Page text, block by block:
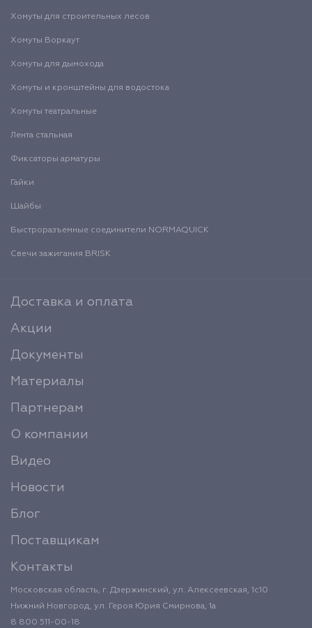
Хомуты для строительных лесов
Хомуты Воркаут
Хомуты для дымохода
Хомуты и кронштейны для водостока
Хомуты театральные
Лента стальная
Фиксаторы арматуры
Гайки
Шайбы
Быстроразъемные соединители NORMAQUICK
Свечи зажигания BRISK
Доставка и оплата
Акции
Документы
Материалы
Партнерам
О компании
Видео
Новости
Блог
Поставщикам
Контакты
Московская область, г. Дзержинский, ул. Алексеевская, 1с10
Нижний Новгород, ул. Героя Юрия Смирнова, 1а
8 800 511-00-18